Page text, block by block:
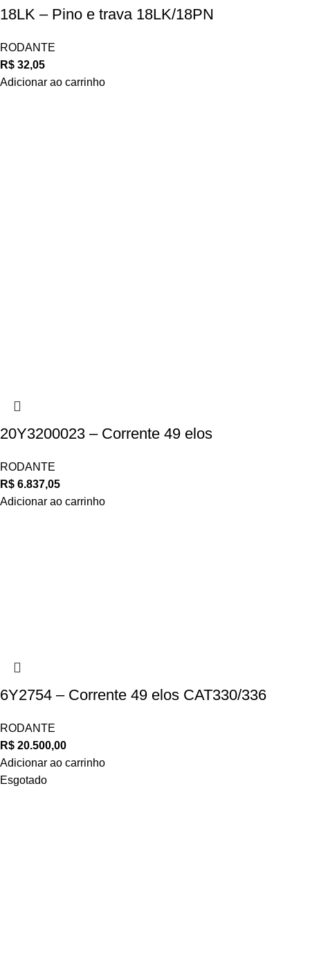
18LK – Pino e trava 18LK/18PN
RODANTE
R$ 32,05
Adicionar ao carrinho
20Y3200023 – Corrente 49 elos
RODANTE
R$ 6.837,05
Adicionar ao carrinho
6Y2754 – Corrente 49 elos CAT330/336
RODANTE
R$ 20.500,00
Adicionar ao carrinho
Esgotado